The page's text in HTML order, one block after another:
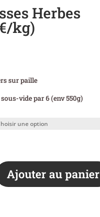
Herbes
kg)
sur paille
vide par 6 (env 550g)
Ajouter au panier